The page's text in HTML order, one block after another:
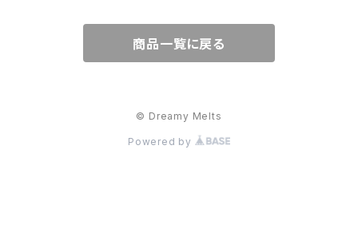
商品一覧に戻る
© Dreamy Melts
Powered by